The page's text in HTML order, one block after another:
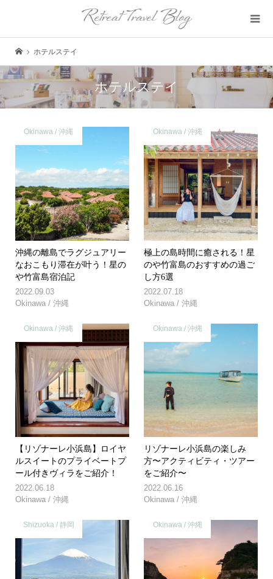
ホテルステイ
ホテルステイ
Okinawa / 沖縄
沖縄の離島でラグジュアリー
なおこもり滞在が叶う！星の
や竹富島宿泊記
2022.09.03
Okinawa / 沖縄
Okinawa / 沖縄
極上の島時間に癒される！星
のや竹富島のおすすめの過ご
し方6選
2022.07.18
Okinawa / 沖縄
Okinawa / 沖縄
【リゾナーレ小浜島】ロイヤ
ルスイートのプライベートプ
ール付きヴィラをご紹介！
2022.06.18
Okinawa / 沖縄
Okinawa / 沖縄
リゾナーレ小浜島の楽しみ
方〜アクティビティ・ツアー
をご紹介〜
2022.06.16
Okinawa / 沖縄
Shizuoka / 静岡 Okinawa / 沖縄